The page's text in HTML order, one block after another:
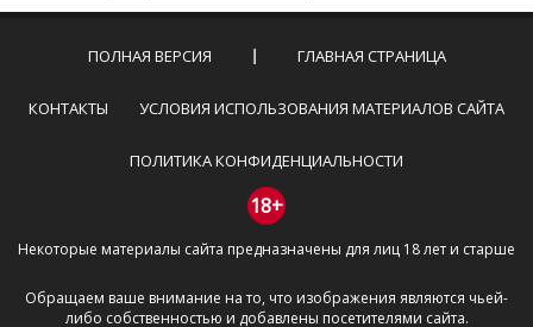
ПОЛНАЯ ВЕРСИЯ ГЛАВНАЯ СТРАНИЦА
КОНТАКТЫ УСЛОВИЯ ИСПОЛЬЗОВАНИЯ МАТЕРИАЛОВ САЙТА
ПОЛИТИКА КОНФИДЕНЦИАЛЬНОСТИ
18+
Некоторые материалы сайта предназначены для лиц 18 лет и старше
Обращаем ваше внимание на то, что изображения являются чьей-
либо собственностью и добавлены посетителями сайта.